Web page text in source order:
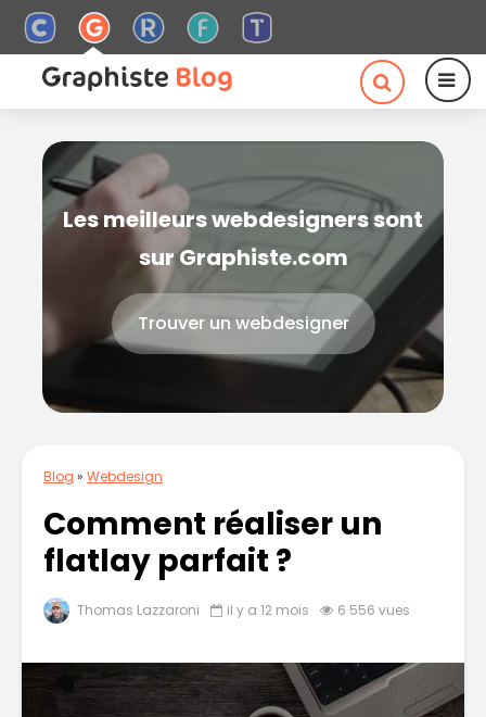
Les meilleurs webdesigners sont
sur Graphiste.com
Trouver un webdesigner
Blog » Webdesign
Comment réaliser un
flatlay parfait ?
Thomas Lazzaroni il y a 12 mois 6 556 vues